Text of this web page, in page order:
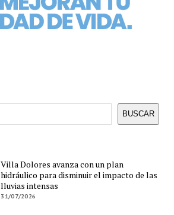
BUSCAR
Villa Dolores avanza con un plan
hidráulico para disminuir el impacto de las
lluvias intensas
31/07/2026